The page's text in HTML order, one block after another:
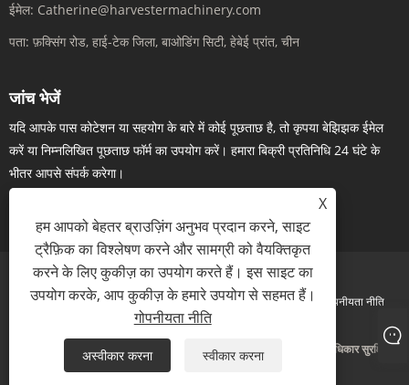
ईमेल: Catherine@harvestermachinery.com
पता: फ़क्सिंग रोड, हाई-टेक जिला, बाओडिंग सिटी, हेबेई प्रांत, चीन
जांच भेजें
यदि आपके पास कोटेशन या सहयोग के बारे में कोई पूछताछ है, तो कृपया बेझिझक ईमेल
करें या निम्नलिखित पूछताछ फॉर्म का उपयोग करें। हमारा बिक्री प्रतिनिधि 24 घंटे के
भीतर आपसे संपर्क करेगा।
अब पूछताछ करें
Links Sitemap RSS XML गोपनीयता नीति
कॉपीराइट © 2023 बाओडिंग हार्वेस्टर आयात और निर्यात ट्रेडिंग कं, लिमिटेड सर्वाधिकार सुरक्षित
X
हम आपको बेहतर ब्राउज़िंग अनुभव प्रदान करने, साइट
ट्रैफ़िक का विश्लेषण करने और सामग्री को वैयक्तिकृत
करने के लिए कुकीज़ का उपयोग करते हैं। इस साइट का
उपयोग करके, आप कुकीज़ के हमारे उपयोग से सहमत हैं।
गोपनीयता नीति
अस्वीकार करना स्वीकार करना